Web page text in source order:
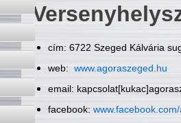
cím: 6722 Szeged Kálvária
web: www.agoraszeged.hu
email:
facebook: